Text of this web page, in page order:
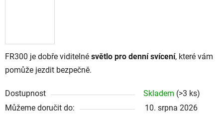
FR300 je dobře viditelné světlo pro denní svícení, které vám
pomůže jezdit bezpečně.
Dostupnost Skladem (>3 ks)
Můžeme doručit do:
10. srpna 2026